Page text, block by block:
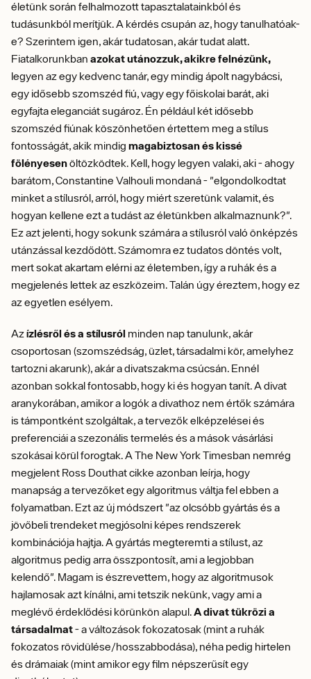
életünk során felhalmozott tapasztalatainkból és
tudásunkból merítjük. A kérdés csupán az, hogy tanulhatóak-
e? Szerintem igen, akár tudatosan, akár tudat alatt.
Fiatalkorunkban azokat utánozzuk, akikre felnézünk,
legyen az egy kedvenc tanár, egy mindig ápolt nagybácsi,
egy idősebb szomszéd fiú, vagy egy főiskolai barát, aki
egyfajta eleganciát sugároz. Én például két idősebb
szomszéd fiúnak köszönhetően értettem meg a stílus
fontosságát, akik mindig magabiztosan és kissé
fölényesenöltözködtek. Kell, hogy legyen valaki, aki - ahogy
barátom, Constantine Valhouli mondaná - "elgondolkodtat
minket a stílusról, arról, hogy miért szeretünk valamit, és
hogyan kellene ezt a tudást az életünkben alkalmaznunk?".
Ez azt jelenti, hogy sokunk számára a stílusról való önképzés
utánzással kezdődött. Számomra ez tudatos döntés volt,
mert sokat akartam elérni az életemben, így a ruhák és a
megjelenés lettek az eszközeim. Talán úgy éreztem, hogy ez
az egyetlen esélyem.
Azízlésről és a stílusról minden nap tanulunk, akár
csoportosan (szomszédság, üzlet, társadalmi kör, amelyhez
tartozni akarunk), akár a divatszakma csúcsán. Ennél
azonban sokkal fontosabb, hogy ki és hogyan tanít. A divat
aranykorában, amikor a logók a divathoz nem értők számára
is támpontként szolgáltak, a tervezők elképzelései és
preferenciái a szezonális termelés és a mások vásárlási
szokásai körül forogtak. A The New York Timesban nemrég
megjelent Ross Douthat cikke azonban leírja, hogy
manapság a tervezőket egy algoritmus váltja fel ebben a
folyamatban. Ezt az új módszert "az olcsóbb gyártás és a
jövőbeli trendeket megjósolni képes rendszerek
kombinációja hajtja. A gyártás megteremti a stílust, az
algoritmus pedig arra összpontosít, ami a legjobban
kelendő". Magam is észrevettem, hogy az algoritmusok
hajlamosak azt kínálni, ami tetszik nekünk, vagy ami a
meglévő érdeklődési körünkön alapul.A divat tükrözi a
társadalmat- a változások fokozatosak (mint a ruhák
fokozatos rövidülése/hosszabbodása), néha pedig hirtelen
és drámaiak (mint amikor egy film népszerűsít egy